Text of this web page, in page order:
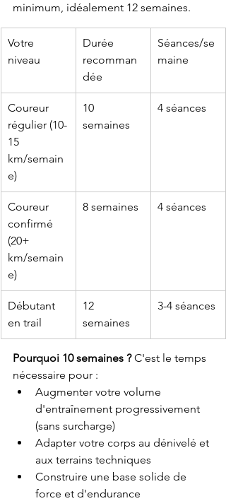
minimum, idéalement 12 semaines.
Votre
niveau
Durée
recomman
dée
Séances/se
maine
Coureur
régulier (10-
15
km/semain
e)
10
semaines
4 séances
Coureur
confirmé
(20+
km/semain
e)
8 semaines 4 séances
Débutant
en trail
12
semaines
3-4 séances
Pourquoi 10 semaines ? C'est le temps
nécessaire pour :
Augmenter votre volume
d'entraînement progressivement
(sans surcharge)
Adapter votre corps au dénivelé et
aux terrains techniques
Construire une base solide de
force et d'endurance